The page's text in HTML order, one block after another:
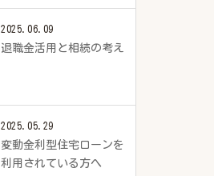
2025.06.09
退職金活用と相続の考え
2025.05.29
変動金利型住宅ローンを
利用されている方へ